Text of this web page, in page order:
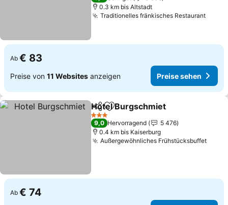
0.3 km bis Altstadt
Traditionelles fränkisches Restaurant
Ab € 83
Preise von 11 Websites anzeigen Preise sehen
TeilenZu Favoriten hinzufügen
Hotel Burgschmiet
3 Sterne
9,0 Hervorragend
5 476
0.4 km bis Kaiserburg
Außergewöhnliches Frühstücksbuffet
Ab € 74